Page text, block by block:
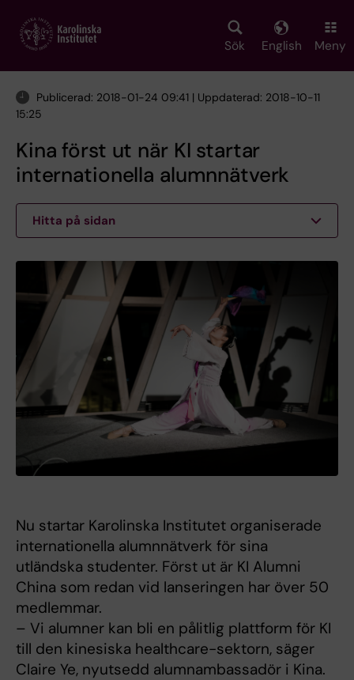
main
Sök English Meny
Publicerad: 2018-01-24 09:41 | Uppdaterad: 2018-10-11
15:25
Kina först ut när KI startar
internationella alumnnätverk
Hitta på sidan
Nu startar Karolinska Institutet organiserade
internationella alumnnätverk för sina
utländska studenter. Först ut är KI Alumni
China som redan vid lanseringen har över 50
medlemmar.
– Vi alumner kan bli en pålitlig plattform för KI
till den kinesiska healthcare-sektorn, säger
Claire Ye, nyutsedd alumnambassadör i Kina.